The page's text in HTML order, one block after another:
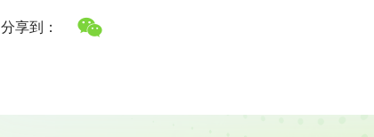
分享到：